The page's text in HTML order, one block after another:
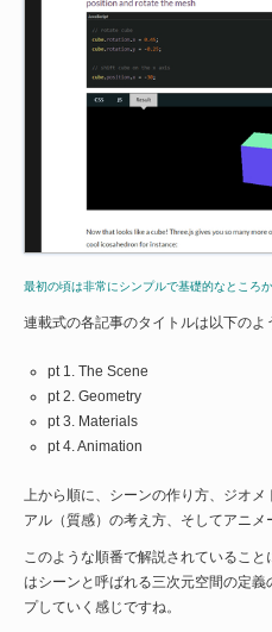
最初の頃は非常にシンプルで基礎的なところ
連載式の各記事のタイトルは以下のよ
pt 1. The Scene
pt 2. Geometry
pt 3. Materials
pt 4. Animation
上から順に、シーンの作り方、ジオ
アル（質感）の考え方、そしてアニメ
このような順番で解説されているこ
はシーンと呼ばれる三次元空間の定
プしていく感じですね。